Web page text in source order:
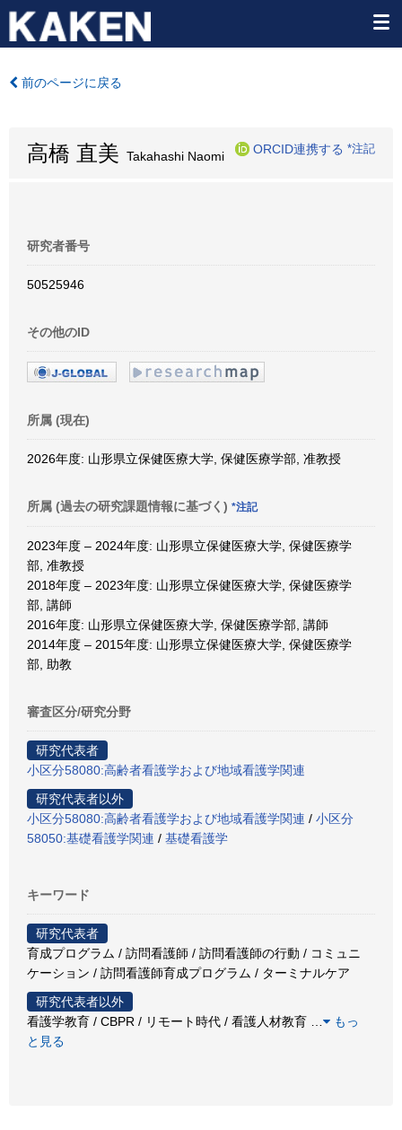
前のページに戻る
高橋 直美 Takahashi Naomi
ORCID連携する *注記
研究者番号
50525946
その他のID
所属 (現在)
2026年度: 山形県立保健医療大学, 保健医療学部, 准教授
所属 (過去の研究課題情報に基づく) *注記
2023年度 – 2024年度: 山形県立保健医療大学, 保健医療学
部, 准教授
2018年度 – 2023年度: 山形県立保健医療大学, 保健医療学
部, 講師
2016年度: 山形県立保健医療大学, 保健医療学部, 講師
2014年度 – 2015年度: 山形県立保健医療大学, 保健医療学
部, 助教
審査区分/研究分野
研究代表者
小区分58080:高齢者看護学および地域看護学関連
研究代表者以外
小区分58080:高齢者看護学および地域看護学関連 / 小区分
58050:基礎看護学関連 / 基礎看護学
キーワード
研究代表者
育成プログラム / 訪問看護師 / 訪問看護師の行動 / コミュニ
ケーション / 訪問看護師育成プログラム / ターミナルケア
研究代表者以外
看護学教育 / CBPR / リモート時代 / 看護人材教育
もっ
と見る